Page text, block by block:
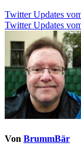
Twitter Updates
Twitter Updates
Von BrummBär